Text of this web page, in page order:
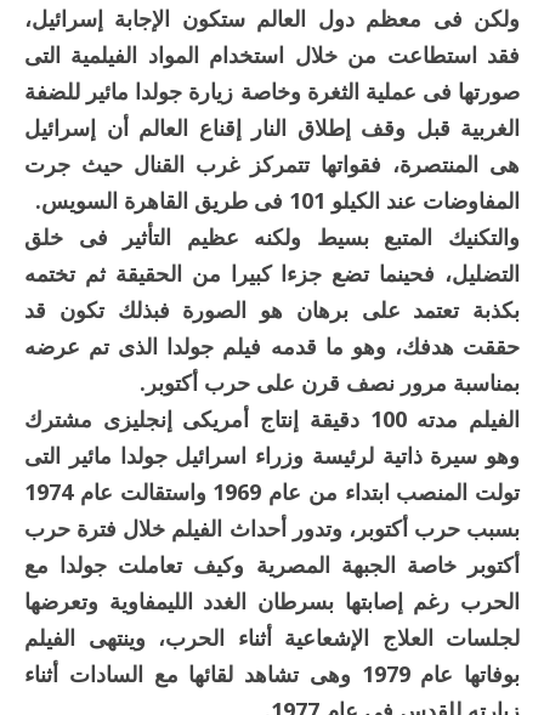
ولكن فى معظم دول العالم ستكون الإجابة إسرائيل،
فقد استطاعت من خلال استخدام المواد الفيلمية التى
صورتها فى عملية الثغرة وخاصة زيارة جولدا مائير للضفة
الغربية قبل وقف إطلاق النار إقناع العالم أن إسرائيل
هى المنتصرة، فقواتها تتمركز غرب القنال حيث جرت
المفاوضات عند الكيلو 101 فى طريق القاهرة السويس.
والتكنيك المتبع بسيط ولكنه عظيم التأثير فى خلق
التضليل، فحينما تضع جزءا كبيرا من الحقيقة ثم تختمه
بكذبة تعتمد على برهان هو الصورة فبذلك تكون قد
حققت هدفك، وهو ما قدمه فيلم جولدا الذى تم عرضه
بمناسبة مرور نصف قرن على حرب أكتوبر.
الفيلم مدته 100 دقيقة إنتاج أمريكى إنجليزى مشترك
وهو سيرة ذاتية لرئيسة وزراء اسرائيل جولدا مائير التى
تولت المنصب ابتداء من عام 1969 واستقالت عام 1974
بسبب حرب أكتوبر، وتدور أحداث الفيلم خلال فترة حرب
أكتوبر خاصة الجبهة المصرية وكيف تعاملت جولدا مع
الحرب رغم إصابتها بسرطان الغدد الليمفاوية وتعرضها
لجلسات العلاج الإشعاعية أثناء الحرب، وينتهى الفيلم
بوفاتها عام 1979 وهى تشاهد لقائها مع السادات أثناء